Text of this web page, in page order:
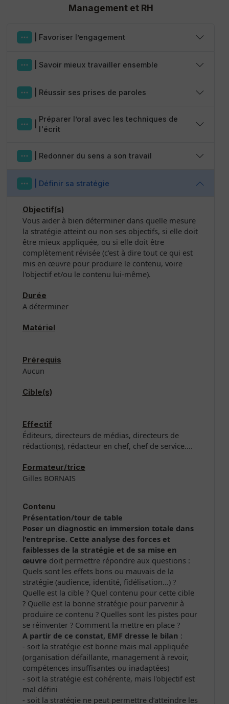
Management et RH
Favoriser l’engagement
Savoir mieux travailler ensemble
Réussir ses prises de paroles
Préparer l’oral avec les techniques de
l'écrit
Redonner du sens a son travail
Définir sa stratégie
Objectif(s)
Vous aider à bien déterminer dans quelle mesure
la stratégie atteint ou non ses objectifs, si elle doit
être mieux appliquée, ou si elle doit être
complètement révisée (c'est à dire tout ce qui est
mis en œuvre pour produire le contenu, voire
l'objectif et/ou le contenu lui-même).
Durée
A déterminer
Matériel
Prérequis
Aucun
Cible(s)
Effectif
Éditeurs, directeurs de médias, directeurs de
rédaction(s), rédacteur en chef, chef de service....
Formateur/trice
Gilles BORNAIS
Contenu
Présentation/tour de table
Poser un diagnostic en immersion totale dans
l'entreprise. Cette analyse des forces et
faiblesses de la stratégie et de sa mise en
œuvre doit permettre répondre aux questions :
Quels sont les effets bons ou mauvais de la
stratégie (audience, identité, fidélisation…) ?
Quelle est la cible ? Quel contenu pour cette cible
? Quelle est la bonne stratégie pour parvenir à
produire ce contenu ? Quelles sont les pistes pour
se réinventer ? Comment la mettre en place ?
A partir de ce constat, EMF dresse le bilan :
- soit la stratégie est bonne mais mal appliquée
(organisation défaillante, management à revoir,
compétences insuffisantes ou inadaptées)
- soit la stratégie est cohérente, mais l'objectif est
mal défini
- soit la stratégie ne peut permettre d’atteindre les